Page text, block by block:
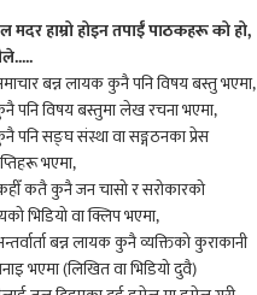
मदर हाम्रो होइन तपाईँ पाठकहरू को हो,
बन्न लायक कुनै पनि विषय बस्तु भएमा,
पनि विषय बस्तुमा लेख रचना भएमा,
पनि सङ्घ संस्था वा सङ्गठनका प्रेस
भएमा,
कतै कुनै जन चासो र सरोकारको
भिडियो वा क्लिप भएमा,
बन्न लायक कुनै व्यक्तिको कुराकानी
भएमा (लिखित वा भिडियो दुवै)